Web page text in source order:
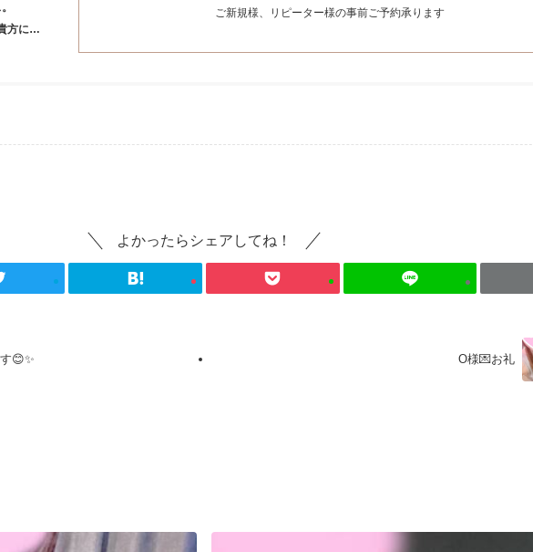
方に…
ご新規様、リピーター様の事前ご予約承ります
よかったらシェアしてね！
😊✨ O様💌お礼